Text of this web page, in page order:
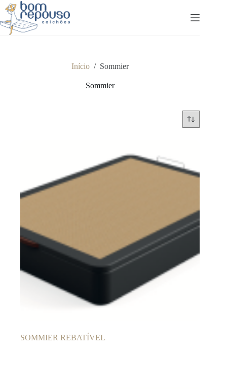
Pular
para
o
conteúdo
Início / Sommier
Sommier
SOMMIER REBATÍVEL